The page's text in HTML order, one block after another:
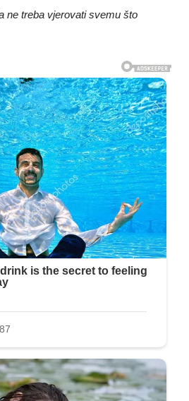
ne treba vjerovati svemu što